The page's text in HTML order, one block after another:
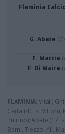
Flaminia Calcio
G. Abate
F. Mattia
F. Di Maira
FLAMINIA: Vitali;
Carta (40' st Vittori),
Putrino); Abate (17'
Berni, Tiozzo. All.